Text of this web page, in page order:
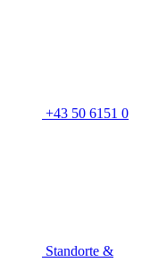
+43 50 6151 0
Standorte &